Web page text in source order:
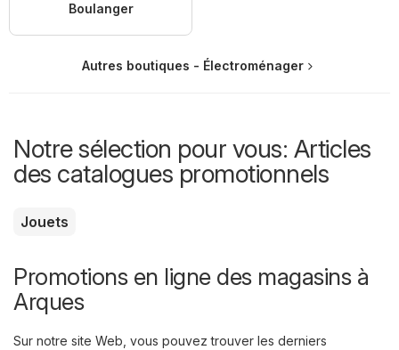
Boulanger
Autres boutiques - Électroménager
Notre sélection pour vous: Articles
des catalogues promotionnels
Jouets
Promotions en ligne des magasins à
Arques
Sur notre site Web, vous pouvez trouver les derniers